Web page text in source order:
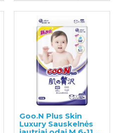
Goo.N Plus Skin
Luxury Sauskelnės